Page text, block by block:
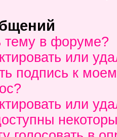
тему в форуме?
или
подпись к
или